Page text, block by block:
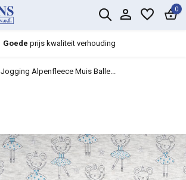
0
Goede prijs kwaliteit verhouding
Jogging Alpenfleece Muis Balle...